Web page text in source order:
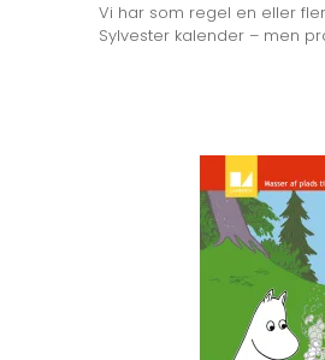
Vi har som regel en eller
Sylvester kalender – men